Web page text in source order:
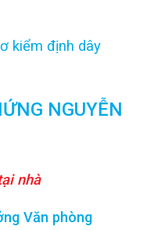
kiểm định dây
NGUYỄN
nhà
Văn phòng